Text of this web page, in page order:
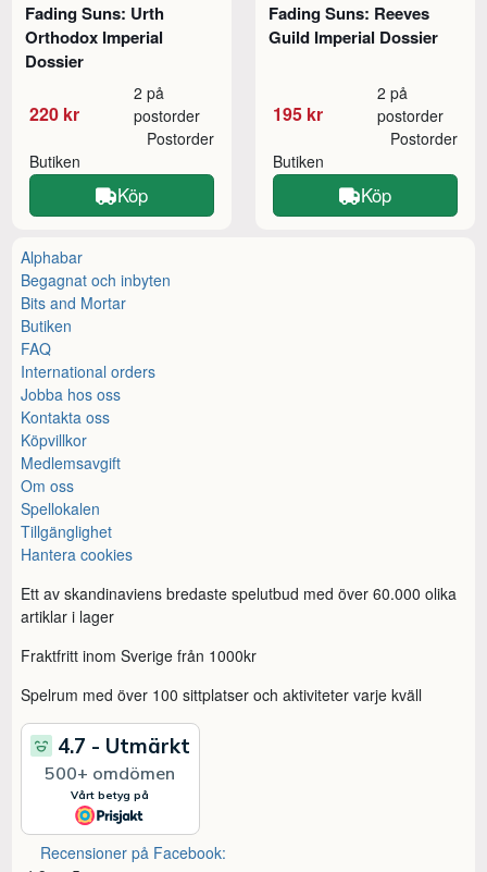
Fading Suns: Urth
Orthodox Imperial
Dossier
220 kr
2 på
postorder
Butiken
Postorder
Köp
Fading Suns: Reeves
Guild Imperial Dossier
195 kr
2 på
postorder
Butiken
Postorder
Köp
Alphabar
Begagnat och inbyten
Bits and Mortar
Butiken
FAQ
International orders
Jobba hos oss
Kontakta oss
Köpvillkor
Medlemsavgift
Om oss
Spellokalen
Tillgänglighet
Hantera cookies
Ett av skandinaviens bredaste spelutbud med över 60.000 olika
artiklar i lager
Fraktfritt inom Sverige från 1000kr
Spelrum med över 100 sittplatser och aktiviteter varje kväll
Recensioner på Facebook: